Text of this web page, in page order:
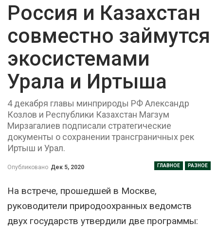
Россия и Казахстан
совместно займутся
экосистемами
Урала и Иртыша
4 декабря главы минприроды РФ Александр
Козлов и Республики Казахстан Магзум
Мирзагалиев подписали стратегические
документы о сохранении трансграничных рек
Иртыш и Урал.
ГЛАВНОЕ РАЗНОЕ
Опубликовано Дек 5, 2020
На встрече, прошедшей в Москве,
руководители природоохранных ведомств
двух государств утвердили две программы: